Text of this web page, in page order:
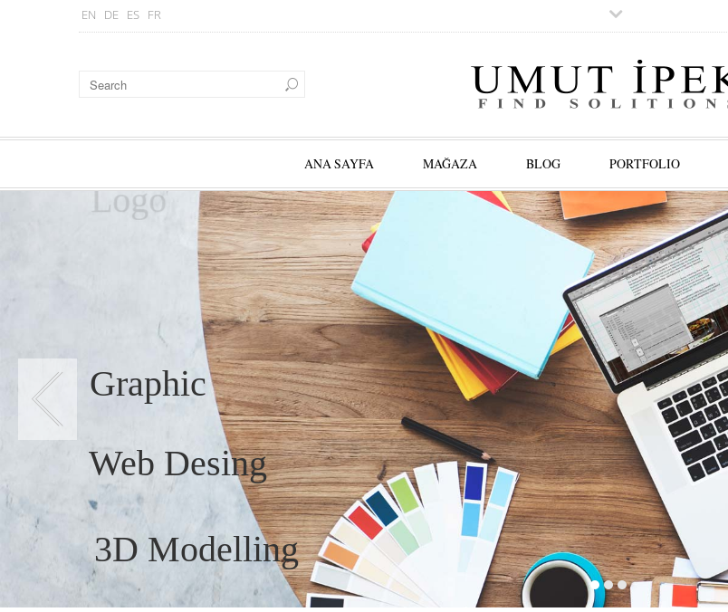
EN DE ES FR
ANA SAYFA MAĞAZA BLOG PORTFOLIO
3D Modelling
Graphic
Web Desing
Logo